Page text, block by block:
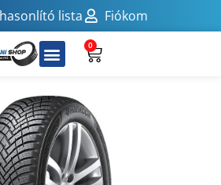
lista Fiókom
0